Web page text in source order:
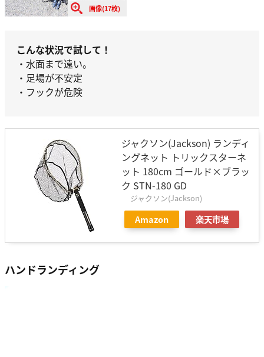
画像(17枚)
こんな状況で試して！
・水面まで遠い。
・足場が不安定
・フックが危険
ジャクソン(Jackson) ランディ
ングネット トリックスターネ
ット 180cm ゴールド×ブラッ
ク STN-180 GD
ジャクソン(Jackson)
Amazon 楽天市場
ハンドランディング